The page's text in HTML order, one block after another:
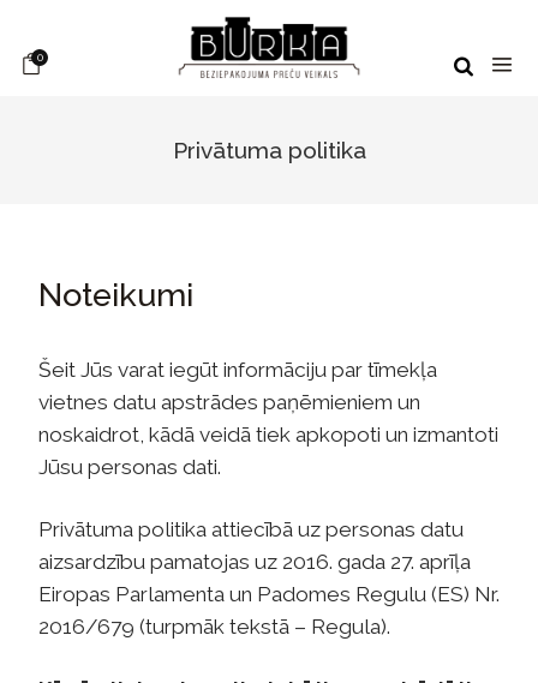
0
Privātuma politika
Noteikumi
Šeit Jūs varat iegūt informāciju par tīmekļa
vietnes datu apstrādes paņēmieniem un
noskaidrot, kādā veidā tiek apkopoti un izmantoti
Jūsu personas dati.
Privātuma politika attiecībā uz personas datu
aizsardzību pamatojas uz 2016. gada 27. aprīļa
Eiropas Parlamenta un Padomes Regulu (ES) Nr.
2016/679 (turpmāk tekstā – Regula).